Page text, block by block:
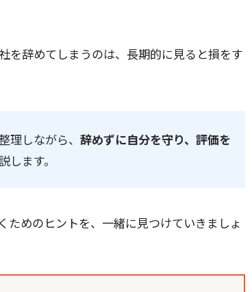
を辞めてしまうのは、長期的に見ると損をす
理しながら、辞めずに自分を守り、評価を
します。
ためのヒントを、一緒に見つけていきましょ